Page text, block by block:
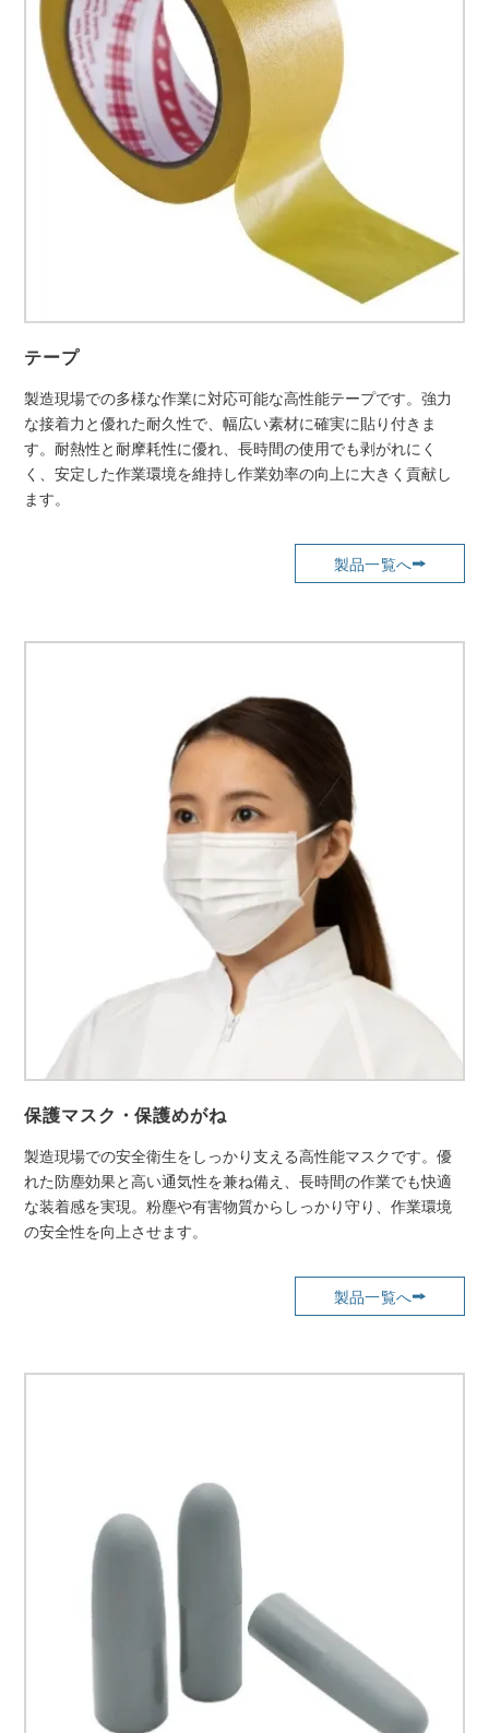
テープ
製造現場での多様な作業に対応可能な高性能テープです。強力
な接着力と優れた耐久性で、幅広い素材に確実に貼り付きま
す。耐熱性と耐摩耗性に優れ、長時間の使用でも剥がれにく
く、安定した作業環境を維持し作業効率の向上に大きく貢献し
ます。
製品一覧へ
保護マスク・保護めがね
製造現場での安全衛生をしっかり支える高性能マスクです。優
れた防塵効果と高い通気性を兼ね備え、長時間の作業でも快適
な装着感を実現。粉塵や有害物質からしっかり守り、作業環境
の安全性を向上させます。
製品一覧へ